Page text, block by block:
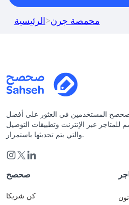
الرئيسية>محمصة جرن
المستخدمين في العثور على أفضل
للمتاجر عبر الإنترنت وتطبيقات التوصيل
والتي يتم تحديثها باستمرار.
صحصح
كن شريكا